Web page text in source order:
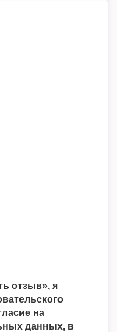
отзыв», я
на
данных, в